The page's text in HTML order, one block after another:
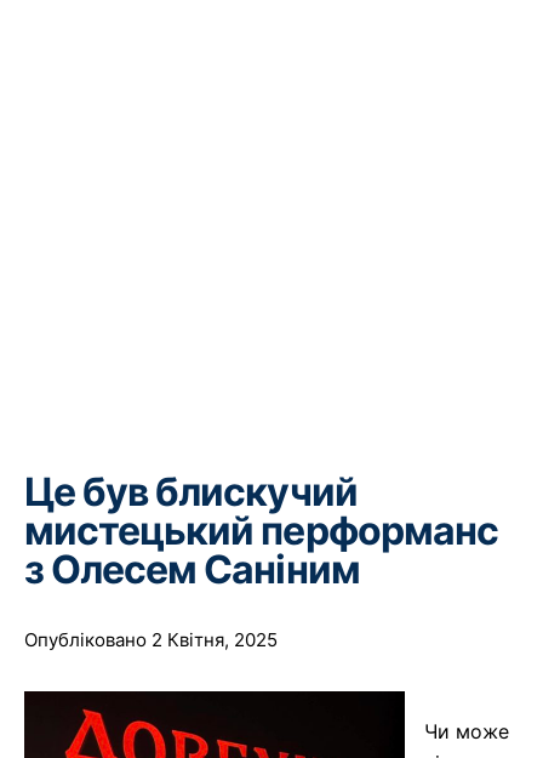
Це був блискучий
мистецький перформанс
з Олесем Саніним
Опубліковано 2 Квітня, 2025
Чи може